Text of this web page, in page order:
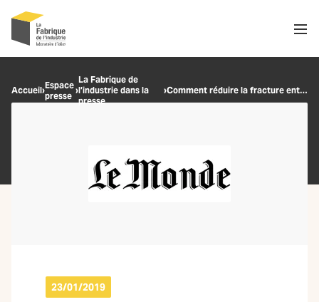
OK
Accueil›Espace
presse ›
La Fabrique de
l’industrie dans la
presse
› Comment réduire la fracture entre travail prescrit et travail réel ?
23/01/2019